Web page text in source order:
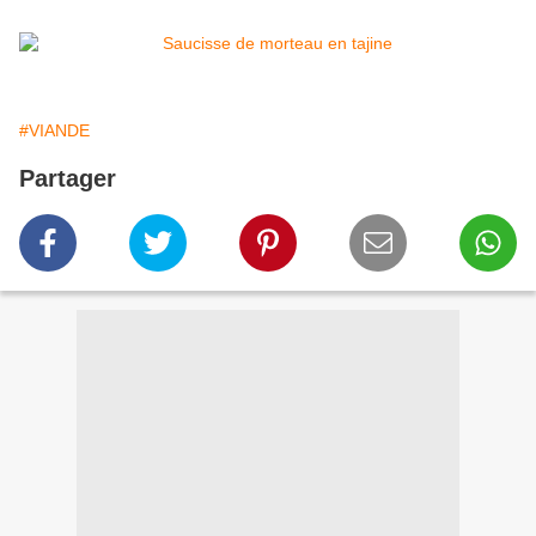
#VIANDE
Partager